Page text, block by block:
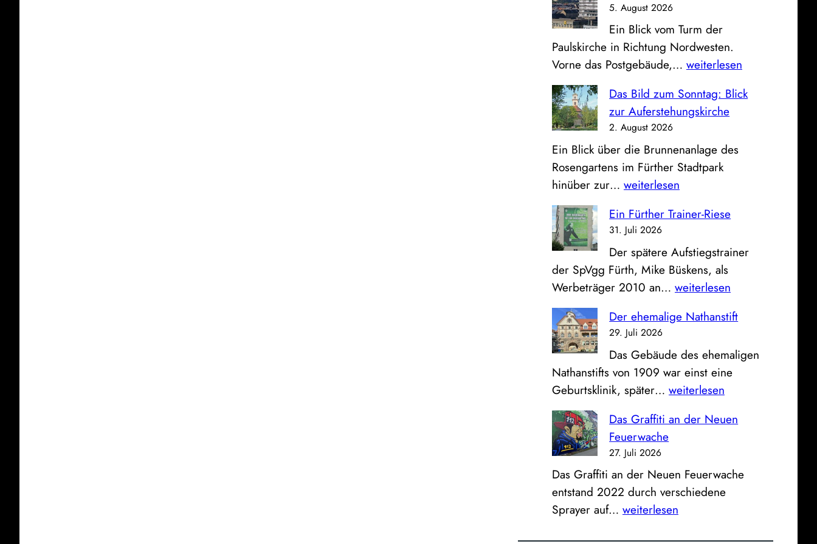
5. August 2026
Ein Blick vom Turm der
Paulskirche in Richtung Nordwesten.
Vorne das Postgebäude,… P
s
t
S
p
k
s
s
e
u
d
K
l
i
n
u
m
weiterlesen
Das Bild zum Sonntag: Blick
zur Auferstehungskirche
2. August 2026
Ein Blick über die Brunnenanlage des
Rosengartens im Fürther Stadtpark
hinüber zur… D
s
B
i
l
d
u
m
S
o
n
a
B
l
i
weiterlesen
Ein Fürther Trainer-Riese
31. Juli 2026
Der spätere Aufstiegstrainer
der SpVgg Fürth, Mike Büskens, als
Werbeträger 2010 an… E
n
ü
r
t
e
r
a
i
weiterlesen
Der ehemalige Nathanstift
29. Juli 2026
Das Gebäude des ehemaligen
Nathanstifts von 1909 war einst eine
Geburtsklinik, später… D
r
e
e
m
a
weiterlesen
Das Graffiti an der Neuen
Feuerwache
27. Juli 2026
Das Graffiti an der Neuen Feuerwache
entstand 2022 durch verschiedene
Sprayer auf… D
weiterlesen